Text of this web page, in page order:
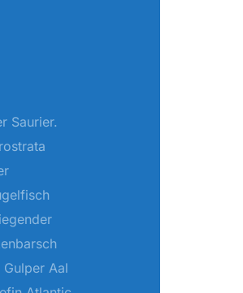
Saurier.
Aal